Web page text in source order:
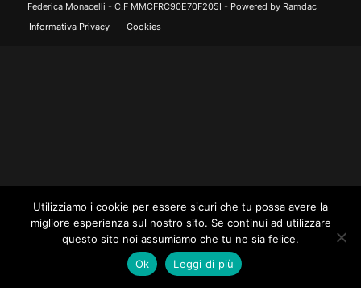
Federica Monacelli - C.F MMCFRC90E70F205I - Powered by Ramdac
Informativa Privacy
Cookies
Utilizziamo i cookie per essere sicuri che tu possa avere la
migliore esperienza sul nostro sito. Se continui ad utilizzare
questo sito noi assumiamo che tu ne sia felice.
Ok
Leggi di più